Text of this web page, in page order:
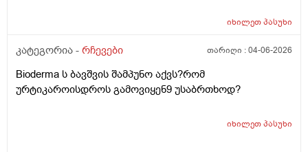
უკბე არადა ჭიჭყიანია ხომ არ ვივლი.ჯერ წულოთ
ტამზე არვარ ასე.წყლოთაც კი ჩიმი წვაც მაქ აქა ოქ
სახეზე წამოერად.ბუნჩენსაც ბავშობიდან ვხმარობ
იხილეთპასუხი
კატეგორია - რჩევები თარიღი :04-06-2026
Bioderma ს ბავშვის შამპუნო აქვს?რომ
ურტიკაროისდროს გამოვიყენ9 უსაბრთხოდ?
იხილეთპასუხი